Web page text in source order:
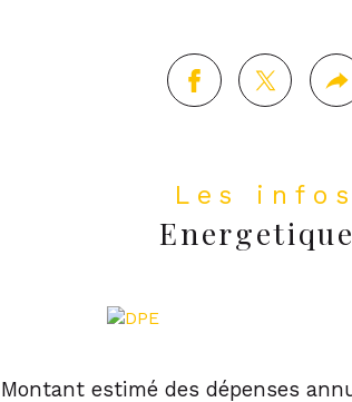
Les infos
Montant estimé des dépenses